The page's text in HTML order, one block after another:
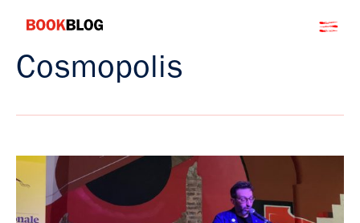
contenuto
Bookblog
Cosmopolis